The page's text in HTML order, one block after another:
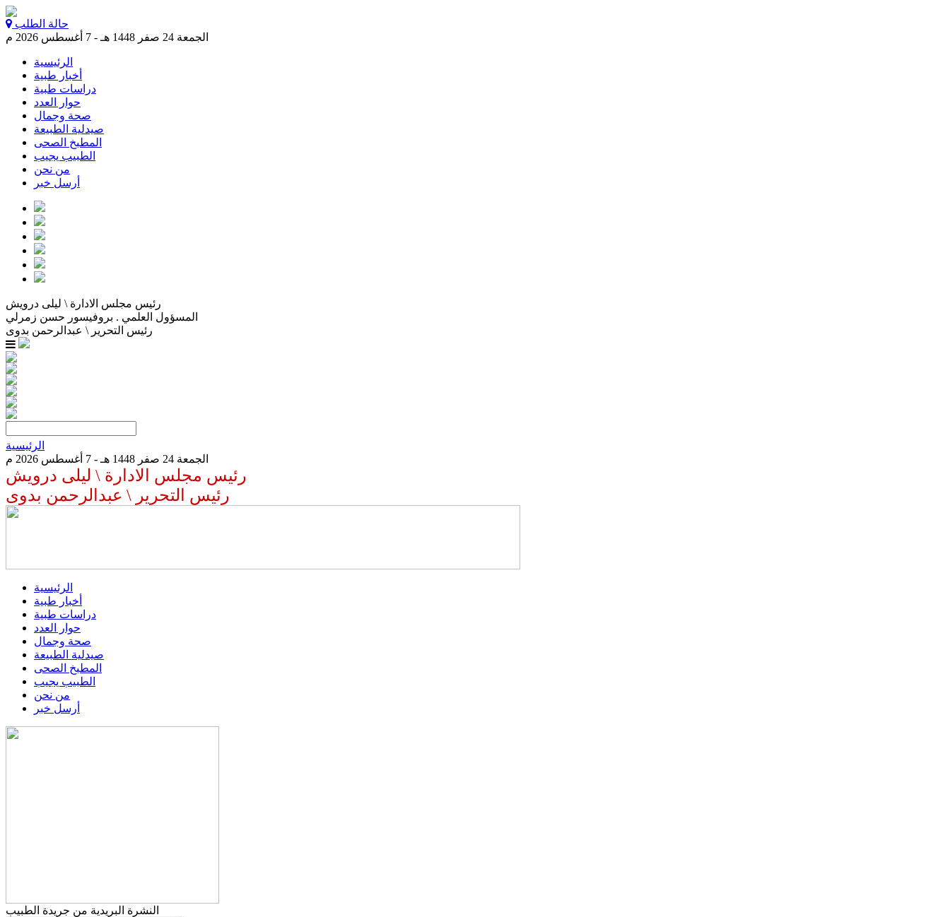
حالة الطلب
الجمعة 24 صفر 1448 هـ - 7 أغسطس 2026 م
الرئيسية
أخبار طبية
دراسات طبية
حوار العدد
صحة وجمال
صيدلية الطبيعة
المطبخ الصحى
الطبيب يجيب
من نحن
أرسل خبر
رئيس مجلس الادارة \ ليلى درويش
المسؤول العلمي . بروفيسور حسن زمرلي
رئيس التحرير \ عبدالرحمن بدوى
الرئيسية
الجمعة 24 صفر 1448 هـ - 7 أغسطس 2026 م
رئيس مجلس الادارة \ ليلى درويش
رئيس التحرير \ عبدالرحمن بدوى
الرئيسية
أخبار طبية
دراسات طبية
حوار العدد
صحة وجمال
صيدلية الطبيعة
المطبخ الصحى
الطبيب يجيب
من نحن
أرسل خبر
النشرة البريدية من جريدة الطبيب